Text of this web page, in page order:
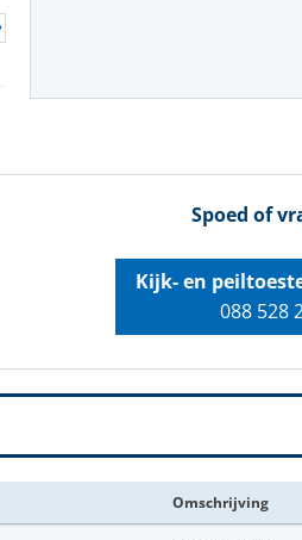
Spoed of
Kijk- en
088 528
Omschrijving